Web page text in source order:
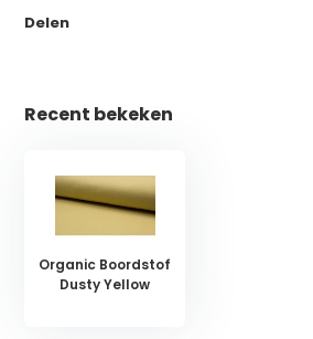
Delen
Recent bekeken
Organic Boordstof
Dusty Yellow